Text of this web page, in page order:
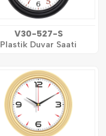
V30-527-S
Plastik Duvar Saati